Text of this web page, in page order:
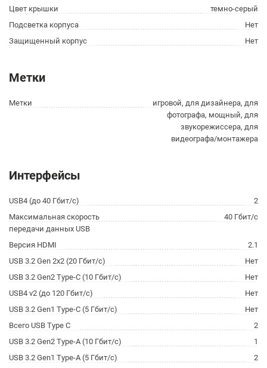
Цвет крышки
темно-серый
Подсветка корпуса
Нет
Защищенный корпус
Нет
Метки
Метки
игровой, для дизайнера, для
фотографа, мощный, для
звукорежиссера, для
видеографа/монтажера
Интерфейсы
USB4 (до 40 Гбит/с)
2
Максимальная скорость
передачи данных USB
40 Гбит/с
Версия HDMI
2.1
USB 3.2 Gen 2x2 (20 Гбит/с)
Нет
USB 3.2 Gen2 Type-C (10 Гбит/с)
Нет
USB4 v2 (до 120 Гбит/с)
Нет
USB 3.2 Gen1 Type-C (5 Гбит/с)
Нет
Всего USB Type C
2
USB 3.2 Gen2 Type-A (10 Гбит/с)
1
USB 3.2 Gen1 Type-A (5 Гбит/с)
2